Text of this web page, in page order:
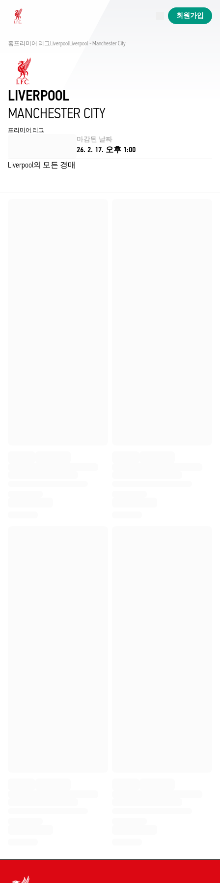
Now live
회원가입
홈프리미어 리그LiverpoolLiverpool - Manchester City
LIVERPOOL
MANCHESTER CITY
프리미어 리그
마감된 날짜
26. 2. 17. 오후 1:00
Liverpool의 모든 경매